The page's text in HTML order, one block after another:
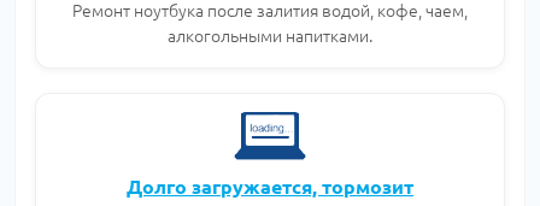
Ремонт ноутбука после залития водой, кофе, чаем,
алкогольными напитками.
Долго загружается, тормозит